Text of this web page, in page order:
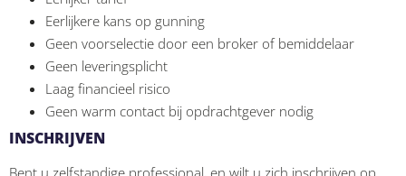
Eerlijkere kans op gunning
Geen voorselectie door een broker of bemiddelaar
Geen leveringsplicht
Laag financieel risico
Geen warm contact bij opdrachtgever nodig
INSCHRIJVEN